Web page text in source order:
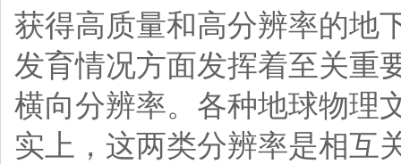
获得高质量和高分辨率的地
发育情况方面发挥着至关重
横向分辨率。各种地球物理
实上，这两类分辨率是相互